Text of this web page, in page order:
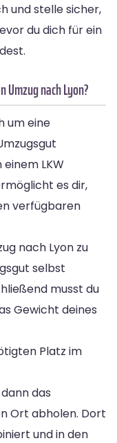
und stelle sicher,
du dich für ein
nach Lyon?
um eine
LKW
es dir,
verfügbaren
nach Lyon zu
selbst
musst du
Gewicht deines
Platz im
das
Ort abholen. Dort
und in den